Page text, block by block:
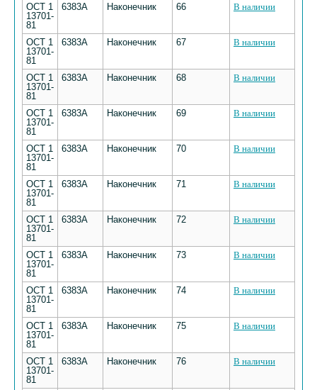
ОСТ 1
13701-
81
6383А Наконечник 66 В наличии
ОСТ 1
13701-
81
6383А Наконечник 67 В наличии
ОСТ 1
13701-
81
6383А Наконечник 68 В наличии
ОСТ 1
13701-
81
6383А Наконечник 69 В наличии
ОСТ 1
13701-
81
6383А Наконечник 70 В наличии
ОСТ 1
13701-
81
6383А Наконечник 71 В наличии
ОСТ 1
13701-
81
6383А Наконечник 72 В наличии
ОСТ 1
13701-
81
6383А Наконечник 73 В наличии
ОСТ 1
13701-
81
6383А Наконечник 74 В наличии
ОСТ 1
13701-
81
6383А Наконечник 75 В наличии
ОСТ 1
13701-
81
6383А Наконечник 76 В наличии